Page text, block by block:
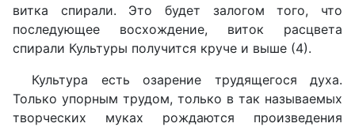
витка спирали. Это будет залогом того, что
последующее восхождение, виток расцвета
спирали Культуры получится круче и выше (4).
Культура есть озарение трудящегося духа.
Только упорным трудом, только в так называемых
творческих муках рождаются произведения